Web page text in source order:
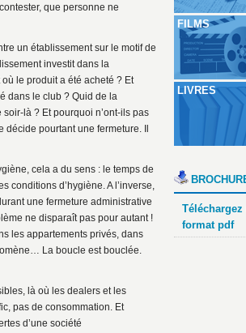
que personne ne
un établissement sur le motif de
investit dans la
le produit a été acheté ? Et
dans le club ? Quid de la
là ? Et pourquoi n’ont-ils pas
pourtant une fermeture. Il
cela a du sens : le temps de
conditions d’hygiène. A l’inverse,
une fermeture administrative
ne disparaît pas pour autant !
les appartements privés, dans
La boucle est bouclée.
là où les dealers et les
pas de consommation. Et
d’une société
FILMS
LIVRES
format pdf